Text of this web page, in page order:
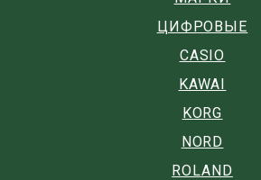
ЦИФРОВЫЕ
CASIO
KAWAI
KORG
NORD
ROLAND